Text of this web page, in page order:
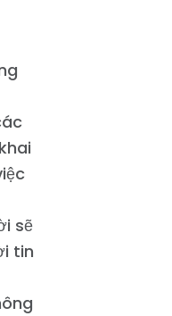
sẽ
tin